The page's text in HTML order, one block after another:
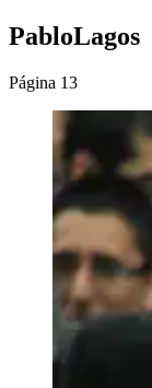
PabloLagos
Página 13